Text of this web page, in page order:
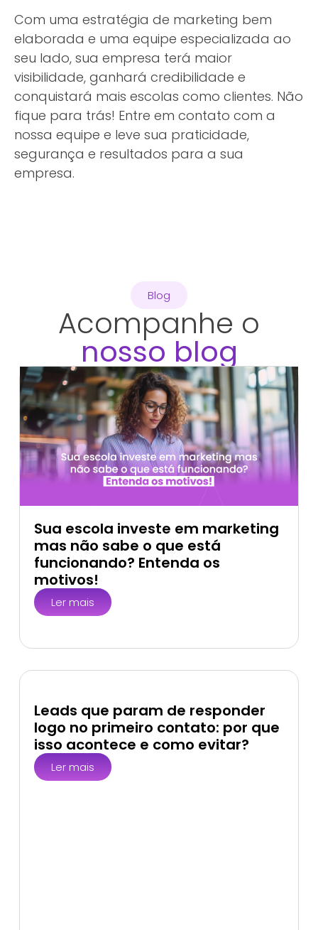
Com uma estratégia de marketing bem
elaborada e uma equipe especializada ao
seu lado, sua empresa terá maior
visibilidade, ganhará credibilidade e
conquistará mais escolas como clientes. Não
fique para trás! Entre em contato com a
nossa equipe e leve sua praticidade,
segurança e resultados para a sua
empresa.
Blog
Acompanhe o
nosso blog
Sua escola investe em marketing
mas não sabe o que está
funcionando? Entenda os
motivos!
Ler mais
Leads que param de responder
logo no primeiro contato: por que
isso acontece e como evitar?
Ler mais